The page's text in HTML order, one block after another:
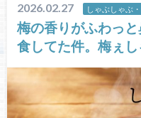
2026.02.27 しゃぶしゃぶ
梅の香りがふわっ
食してた件。梅ぇし